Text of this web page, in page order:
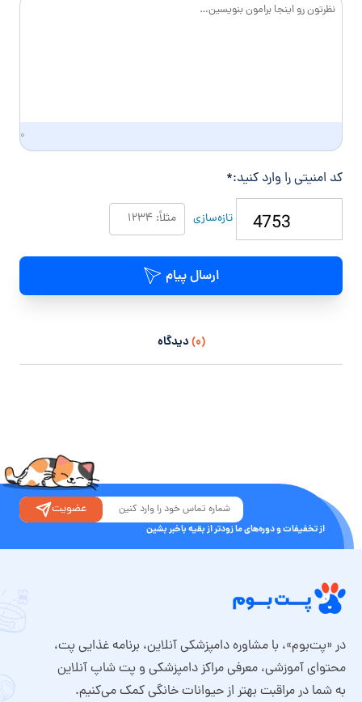
گ
۰
کد امنیتی را وارد کنید:*
تازه‌سازی
ارسال پیام
(۰) دیدگاه
از تخفیفات و دوره‌های ما زودتر از بقیه باخبر بشین
عضویت
در «پت‌بوم»، با مشاوره دامپزشکی آنلاین، برنامه غذایی پت،
محتوای آموزشی، معرفی مراکز دامپزشکی و پت شاپ آنلاین
به شما در مراقبت بهتر از حیوانات خانگی کمک می‌کنیم.